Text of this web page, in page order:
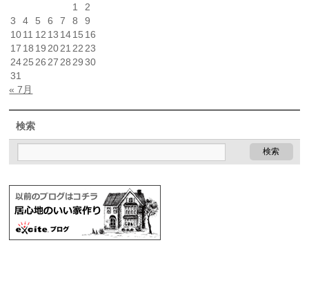
1
2
3
4 5 6 7 8
9
1011 12 13 1415 16
17 18 19 2021 22 23
2425 26 27 28 29 30
31
« 7月
検索